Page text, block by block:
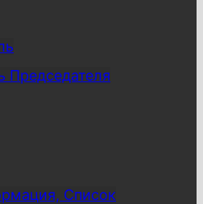
Председателя
Список